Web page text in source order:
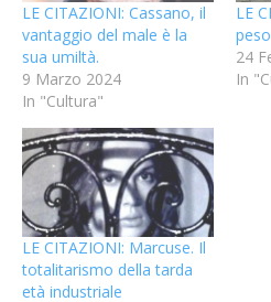
LE CITAZIONI: Cassano, il
vantaggio del male è la
sua umiltà.
9 Marzo 2024
In "Cultura"
LE
24
In
LE CITAZIONI: Marcuse. Il
totalitarismo della tarda
età industriale